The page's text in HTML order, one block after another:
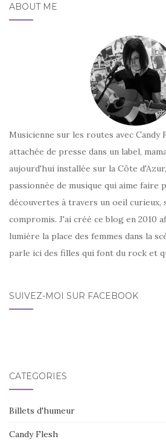
ABOUT ME
Musicienne sur les routes avec Candy
attachée de presse dans un label,
aujourd'hui installée sur la Côte
passionnée de musique qui aime faire
découvertes à travers un oeil curieux,
compromis. J'ai créé ce blog en 2010
lumière la place des femmes dans la
parle ici des filles qui font du rock et
SUIVEZ-MOI SUR FACEBOOK
CATÉGORIES
Billets d'humeur
Candy Flesh